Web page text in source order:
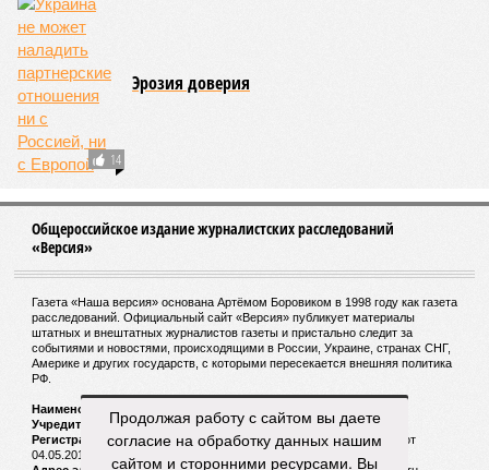
Мишустин раскрыл «беспрецедентные»
предложения по Курильским островам
СЛУЧАЙНЫЕ СТАТЬИ
Продолжая работу с сайтом вы даете
согласие на обработку данных нашим
сайтом и сторонними ресурсами. Вы